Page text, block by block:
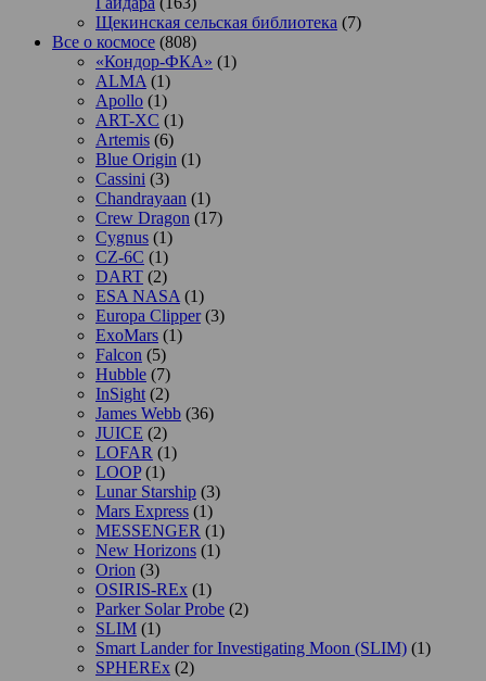
Щекинская сельская библиотека (7)
Все о космосе (808)
«Кондор-ФКА» (1)
ALMA (1)
Apollo (1)
ART-XC (1)
Artemis (6)
Blue Origin (1)
Cassini (3)
Chandrayaan (1)
Crew Dragon (17)
Cygnus (1)
CZ-6C (1)
DART (2)
ESA NASA (1)
Europa Clipper(3)
ExoMars (1)
Falcon (5)
Hubble (7)
InSight (2)
James Webb (36)
JUICE (2)
LOFAR (1)
LOOP(1)
Lunar Starship (3)
Mars Express (1)
MESSENGER (1)
New Horizons (1)
Orion (3)
OSIRIS-REx (1)
Parker Solar Probe (2)
SLIM (1)
Smart Lander for Investigating Moon (SLIM) (1)
SPHEREx (2)